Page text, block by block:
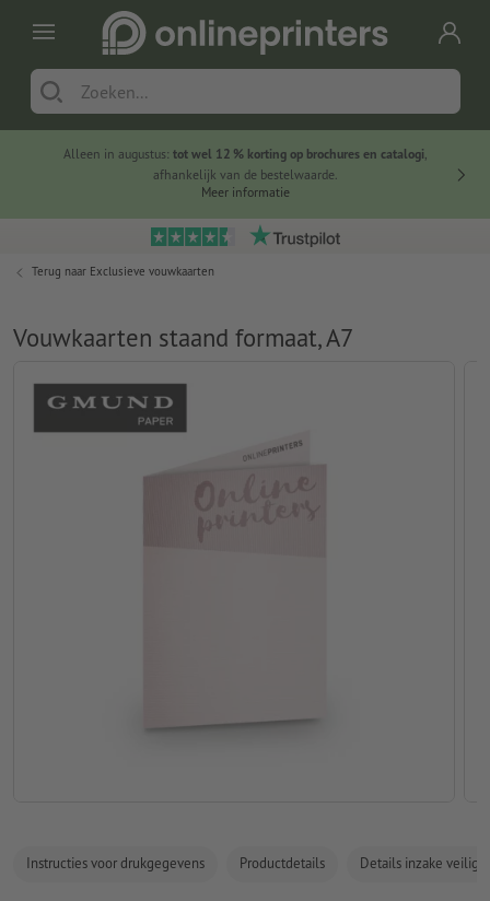
Alleen in augustus: tot wel 12 % korting op brochures en catalogi,
afhankelijk van de bestelwaarde.
Meer informatie
Terug naar Exclusieve vouwkaarten
Vouwkaarten staand formaat, A7
Instructies voor drukgegevens Productdetails Details inzake